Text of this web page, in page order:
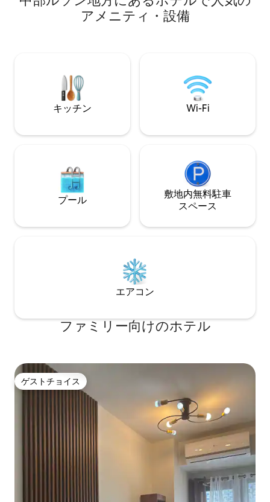
roof deck.
フィート）のプ
Disney+ • プライ
Premium 🟩設備
ーンベッド + ダブ
Bluetoothスピー
リア
ア⁠メ⁠ニ⁠テ⁠ィ⁠・設⁠備
キッチン Wi-Fi
プール
敷地内無料駐⁠車
ス⁠ペ⁠ー⁠ス
エアコン
ファミリー向⁠け⁠のホ⁠テ⁠ル
ゲストチョイス
ゲストチョイス